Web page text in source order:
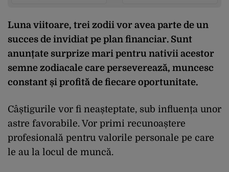
Luna viitoare, trei zodii vor avea parte de un
succes de invidiat pe plan financiar. Sunt
anunțate surprize mari pentru nativii acestor
semne zodiacale care perseverează, muncesc
constant și profită de fiecare oportunitate.
Câștigurile vor fi neașteptate, sub influența unor
astre favorabile. Vor primi recunoaștere
profesională pentru valorile personale pe care
le au la locul de muncă.